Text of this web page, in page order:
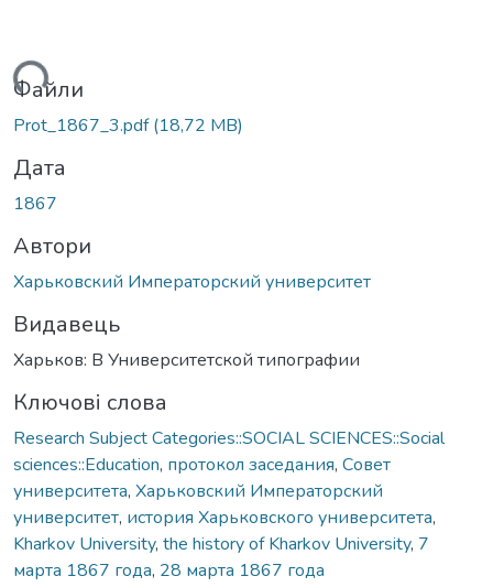
Файли
Prot_1867_3.pdf(18,72 MB)
Дата
1867
Автори
Харьковский Императорский университет
Видавець
Харьков: В Университетской типографии
Ключові слова
Research Subject Categories::SOCIAL SCIENCES::Social
sciences::Education, протокол заседания, Совет
университета, Харьковский Императорский
университет, история Харьковского университета,
Kharkov University, the history of Kharkov University, 7
марта 1867 года, 28 марта 1867 года